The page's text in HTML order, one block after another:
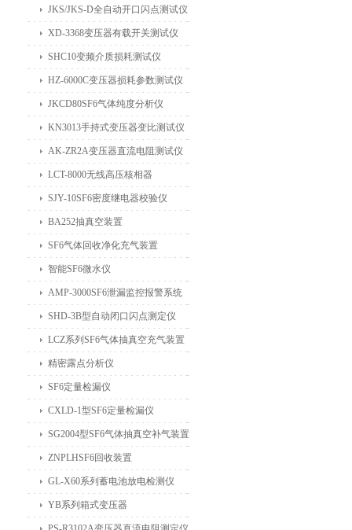
JKS/JKS-D全自动开口闪点测试仪
XD-3368变压器有载开关测试仪
SHC10变频介质损耗测试仪
HZ-6000C变压器损耗参数测试仪
JKCD80SF6气体纯度分析仪
KN3013手持式变压器变比测试仪
AK-ZR2A变压器直流电阻测试仪
LCT-8000无线高压核相器
SJY-10SF6密度继电器校验仪
BA252抽真空装置
SF6气体回收净化充气装置
智能SF6微水仪
AMP-3000SF6泄漏监控报警系统
SHD-3B型自动闭口闪点测定仪
LCZ系列SF6气体抽真空充气装置
精密露点分析仪
SF6定量检漏仪
CXLD-1型SF6定量检漏仪
SG2004型SF6气体抽真空补气装置
ZNPLHSF6回收装置
GL-X60系列蓄电池放电检测仪
YB系列箱式变压器